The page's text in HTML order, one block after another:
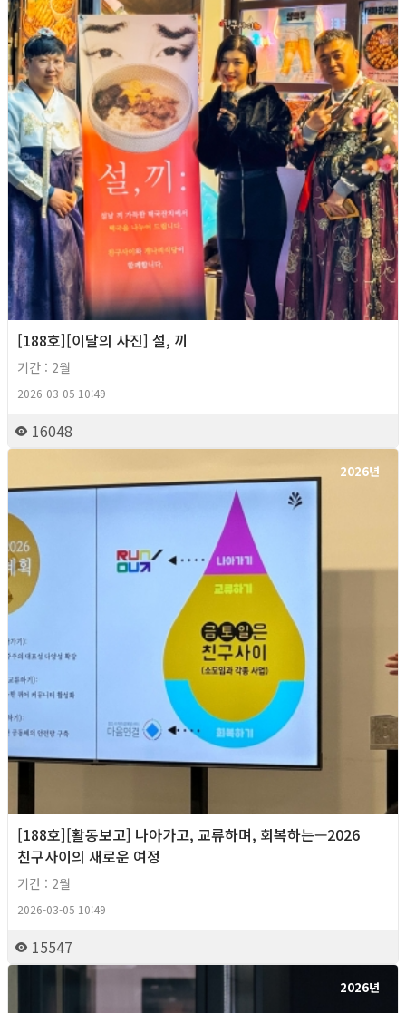
[188호][이달의 사진] 설, 끼
기간 : 2월
2026-03-05 10:49
16048
2026년
[188호][활동보고] 나아가고, 교류하며, 회복하는—2026
친구사이의 새로운 여정
기간 : 2월
2026-03-05 10:49
15547
2026년